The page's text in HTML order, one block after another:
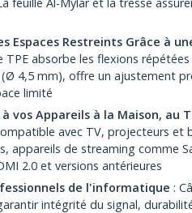
Espaces Restreints Grâce à
TPE absorbe les flexions
(Ø 4,5 mm), offre un ajustement
limité
vos Appareils à la Maison, au
avec TV, projecteurs et
appareils de streaming comme
2.0 et versions antérieures
de l'informatique :
intégrité du signal,